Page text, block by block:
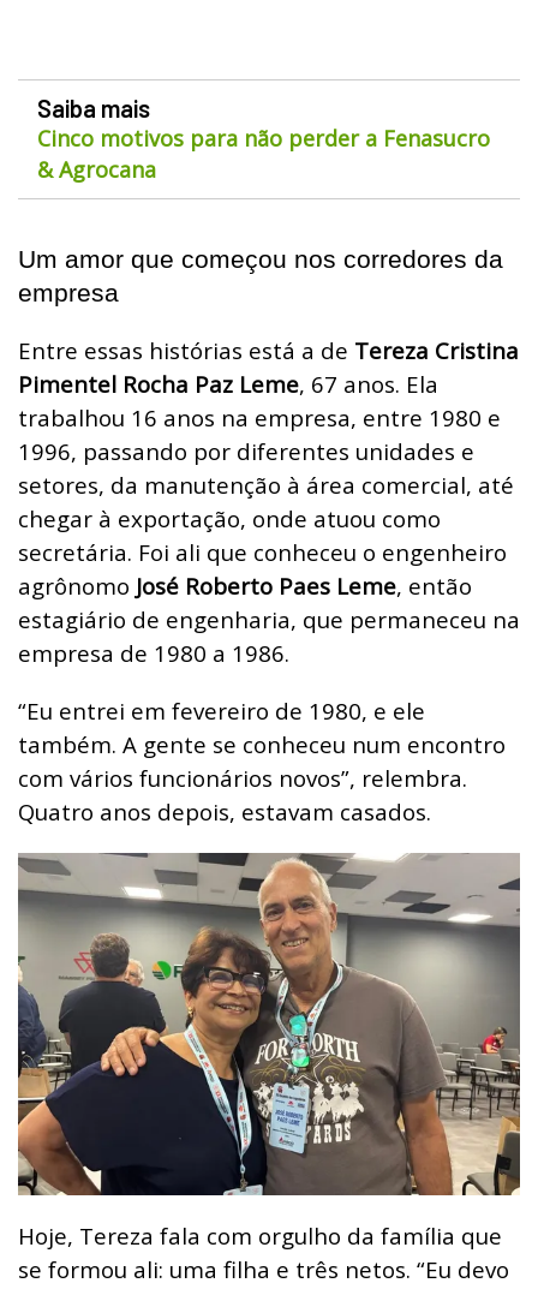
Saiba mais
Cinco motivos para não perder a Fenasucro
& Agrocana
Um amor que começou nos corredores da
empresa
Entre essas histórias está a de Tereza Cristina
Pimentel Rocha Paz Leme, 67 anos. Ela
trabalhou 16 anos na empresa, entre 1980 e
1996, passando por diferentes unidades e
setores, da manutenção à área comercial, até
chegar à exportação, onde atuou como
secretária. Foi ali que conheceu o engenheiro
agrônomo José Roberto Paes Leme, então
estagiário de engenharia, que permaneceu na
empresa de 1980 a 1986.
“Eu entrei em fevereiro de 1980, e ele
também. A gente se conheceu num encontro
com vários funcionários novos”, relembra.
Quatro anos depois, estavam casados.
Hoje, Tereza fala com orgulho da família que
se formou ali: uma filha e três netos. “Eu devo